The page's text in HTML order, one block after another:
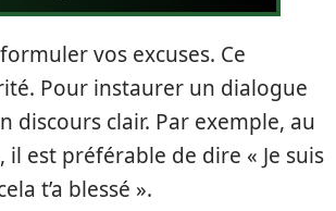
vos excuses. Ce
Pour instaurer un dialogue
discours clair. Par exemple, au
est préférable de dire « Je suis
t’a blessé ».